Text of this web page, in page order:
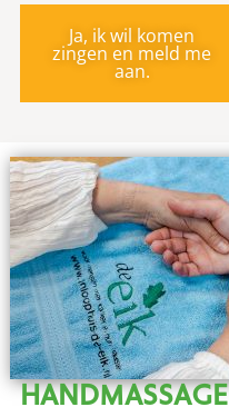
Ja, ik wil komen
zingen en meld me
aan.
HANDMASSAGE